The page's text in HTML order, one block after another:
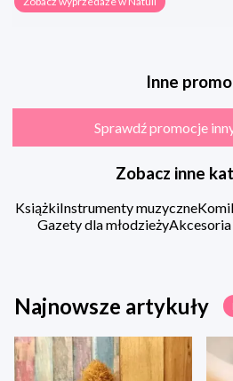
Inne
Sprawdź promocje
Zobacz inne
KsiążkiInstrumenty muzyczne
Gazety dla młodzieży
Najnowsze artykuły